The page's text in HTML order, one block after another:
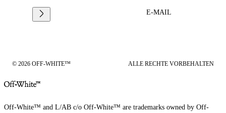
E-MAIL
© 2026 OFF-WHITE™ ALLE RECHTE VORBEHALTEN
Off-White™ and L/AB c/o Off-White™ are trademarks owned by Off-